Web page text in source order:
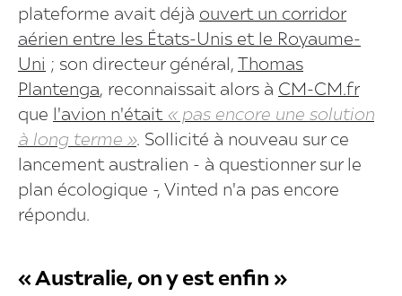
plateforme avait déjà ouvert un corridor
aérien entre les États-Unis et le Royaume-
Uni ; son directeur général,
Thomas
Plantenga, reconnaissait alors à CM-CM.fr
que
l'avion n'était « pas encore une solution
à long terme ». Sollicité à nouveau sur ce
lancement australien - à questionner sur le
plan écologique -, Vinted n'a pas encore
répondu.
« Australie, on y est enfin »